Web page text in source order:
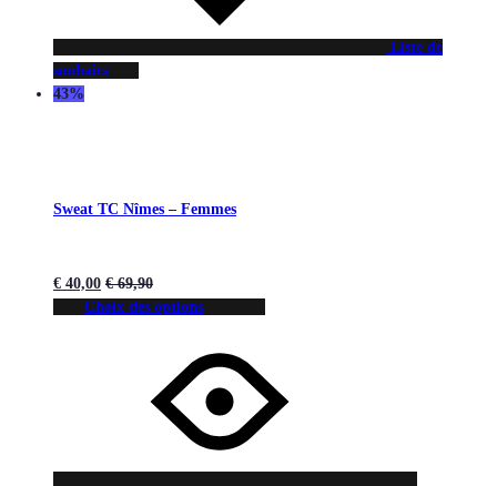
Liste de
souhaits
43%
Sweat TC Nîmes – Femmes
€ 40,00 €69,90
Choix des options